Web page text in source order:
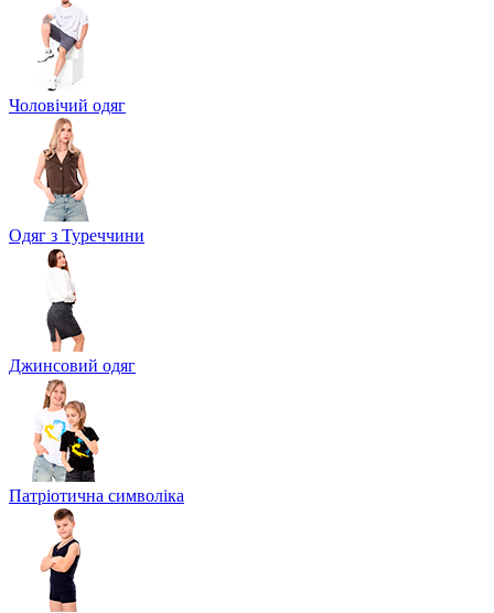
Чоловічий одяг
Одяг з Туреччини
Джинсовий одяг
Патріотична символіка